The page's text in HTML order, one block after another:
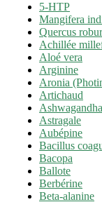
5-HTP
Mangifera
Quercus robur
Achillée
Aloé vera
Arginine
Aronia
Artichaud
Ashwagandha
Astragale
Aubépine
Bacillus
Bacopa
Ballote
Berbérine
Beta-alanine